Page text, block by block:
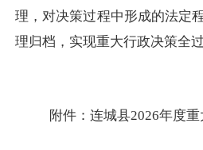
理，对决策过程中形成的法定
理归档，实现重大行政决策全过
附件：连城县2026年度